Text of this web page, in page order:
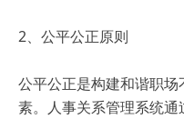
2、公平公正原则
公平公正是构建和谐职场
素。人事关系管理系统通